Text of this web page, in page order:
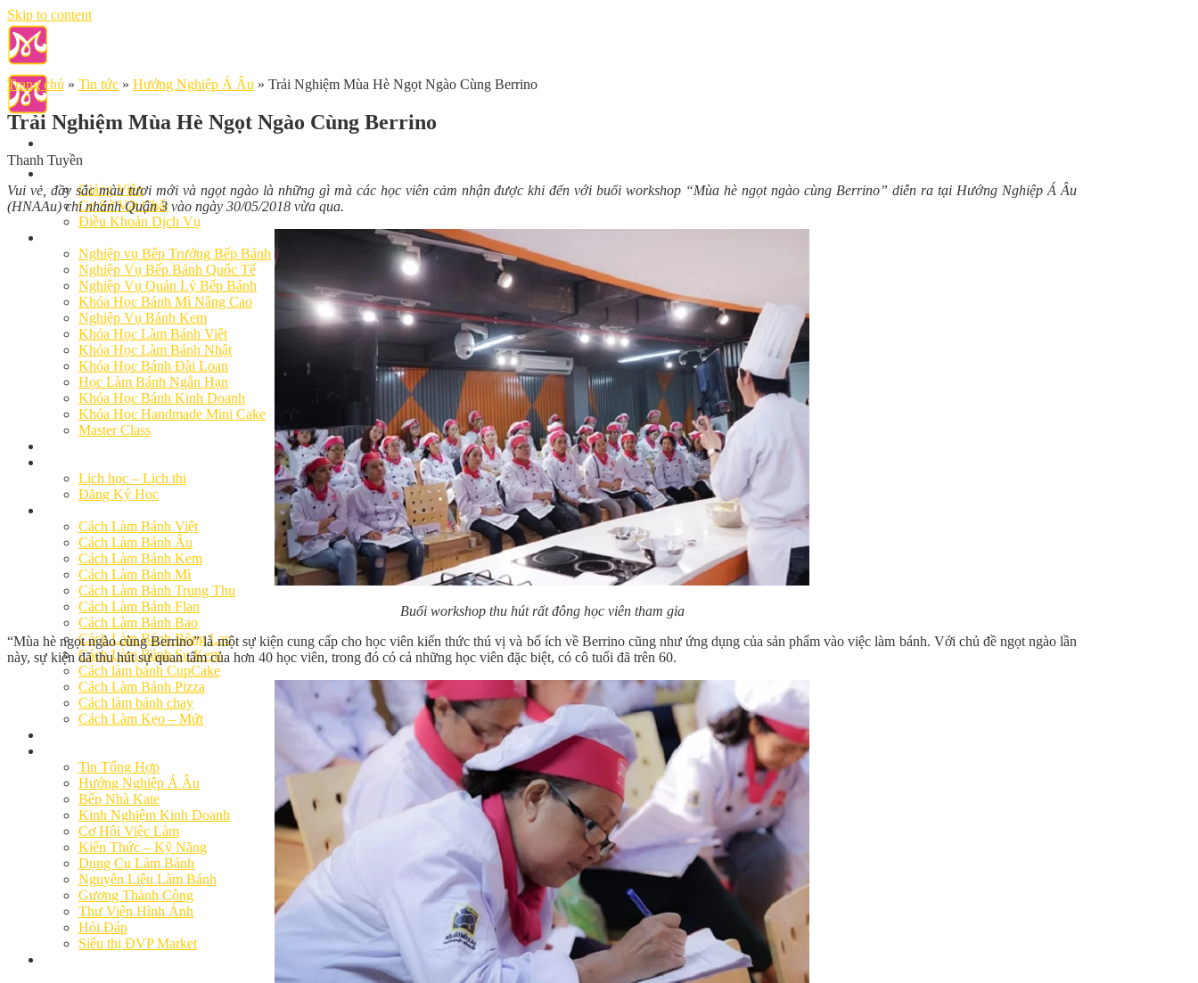
Skip to content
Giảng Viên
Cơ Sở Vật Chất
Điều Khoản Dịch Vụ
Nghiệp vụ Bếp Trưởng Bếp Bánh
Nghiệp Vụ Bếp Bánh Quốc Tế
Nghiệp Vụ Quản Lý Bếp Bánh
Khóa Học Bánh Mì Nâng Cao
Nghiệp Vụ Bánh Kem
Khóa Học Làm Bánh Việt
Khóa Học Làm Bánh Nhật
Khóa Học Bánh Đài Loan
Học Làm Bánh Ngắn Hạn
Khóa Học Bánh Kinh Doanh
Khóa Học Handmade Mini Cake
Master Class
Lịch học – Lịch thi
Đăng Ký Học
Cách Làm Bánh Việt
Cách Làm Bánh Âu
Cách Làm Bánh Kem
Cách Làm Bánh Mì
Cách Làm Bánh Trung Thu
Cách Làm Bánh Flan
Cách Làm Bánh Bao
Cách Làm Bánh Bông Lan
Cách Làm Bánh Su Kem
Cách làm bánh CupCake
Cách Làm Bánh Pizza
Cách làm bánh chay
Cách Làm Kẹo – Mứt
Tin Tổng Hợp
Hướng Nghiệp Á Âu
Bếp Nhà Kate
Kinh Nghiệm Kinh Doanh
Cơ Hội Việc Làm
Kiến Thức – Kỹ Năng
Dụng Cụ Làm Bánh
Nguyên Liệu Làm Bánh
Gương Thành Công
Thư Viện Hình Ảnh
Hỏi Đáp
Siêu thị ĐVP Market
Trang chủ » Tin tức » Hướng Nghiệp Á Âu » Trải Nghiệm Mùa Hè Ngọt Ngào Cùng Berrino
Trải Nghiệm Mùa Hè Ngọt Ngào Cùng Berrino
Thanh Tuyền
Vui vẻ, đầy sắc màu tươi mới và ngọt ngào là những gì mà các học viên cảm nhận được khi đến với buổi workshop “Mùa hè ngọt ngào cùng Berrino” diễn ra tại Hướng Nghiệp Á Âu
(HNAAu) chi nhánh Quận 3 vào ngày 30/05/2018 vừa qua.
Buổi workshop thu hút rất đông học viên tham gia
“Mùa hè ngọt ngào cùng Berrino” là một sự kiện cung cấp cho học viên kiến thức thú vị và bổ ích về Berrino cũng như ứng dụng của sản phẩm vào việc làm bánh. Với chủ đề ngọt ngào lần
này, sự kiện đã thu hút sự quan tâm của hơn 40 học viên, trong đó có cả những học viên đặc biệt, có cô tuổi đã trên 60.